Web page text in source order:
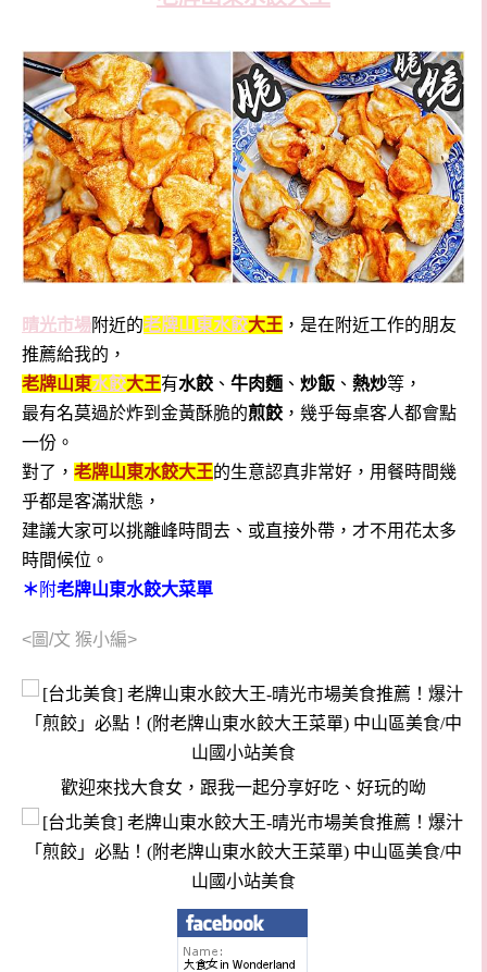
晴光市場附近的老牌山東水餃大王 ，是在附近工作的朋友
推薦給我的，
老牌山東水餃大王有水餃 、 牛肉麵 、 炒飯 、 熱炒等，
最有名莫過於炸到金黃酥脆的煎餃 ，幾乎每桌客人都會點
一份。
對了， 老牌山東水餃大王的生意認真非常好，用餐時間幾
乎都是客滿狀態，
建議大家可以挑離峰時間去、或直接外帶，才不用花太多
時間候位。
＊ 附老牌山東水餃大菜單
<圖/文 猴小編>
歡迎來找大食女，跟我一起分享好吃、好玩的呦